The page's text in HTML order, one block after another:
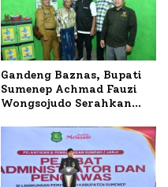
Petelur di Desa Bataal
Timur
Gandeng Baznas, Bupati
Sumenep Achmad Fauzi
Wongsojudo Serahkan
Dua Kecamatan